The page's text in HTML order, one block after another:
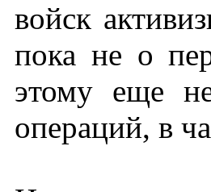
войск
пока не о
этому еще
операций, в